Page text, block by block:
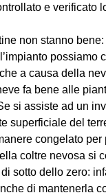
e verificato
non stanno
possiamo
a causa della
fa bene alle
si assiste ad un
superficiale del
congelato
coltre nevosa si
sotto dello zero:
di mantenerla